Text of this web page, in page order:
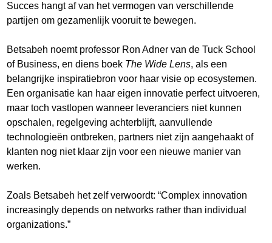
Succes hangt af van het vermogen van verschillende
partijen om gezamenlijk vooruit te bewegen.
Betsabeh noemt professor Ron Adner van de Tuck School
of Business, en diens boek The Wide Lens, als een
belangrijke inspiratiebron voor haar visie op ecosystemen.
Een organisatie kan haar eigen innovatie perfect uitvoeren,
maar toch vastlopen wanneer leveranciers niet kunnen
opschalen, regelgeving achterblijft, aanvullende
technologieën ontbreken, partners niet zijn aangehaakt of
klanten nog niet klaar zijn voor een nieuwe manier van
werken.
Zoals Betsabeh het zelf verwoordt: “Complex innovation
increasingly depends on networks rather than individual
organizations.”